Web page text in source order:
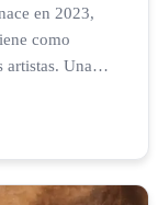
en 2023,
como
Una
de 40 años,